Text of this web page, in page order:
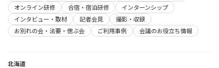
オンライン研修
合宿・宿泊研修
インターンシップ
インタビュー・取材
記者会見
撮影・収録
お別れの会・法要・偲ぶ会
ご利用事例 会議のお役立ち情報
北海道